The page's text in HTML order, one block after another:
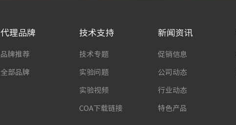
代理品牌
品牌推荐
全部品牌
技术支持
技术专题
实验问题
实验视频
COA下载链接
新闻资讯
促销信息
公司动态
行业动态
特色产品